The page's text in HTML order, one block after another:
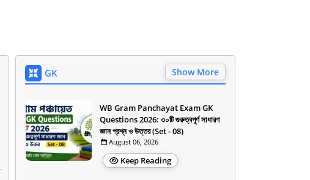
GK Show More
WB Gram Panchayat Exam GK
Questions 2026: ৩০টি গুরুত্বপূর্ণ সাধারণ
জ্ঞান প্রশ্ন ও উত্তর (Set - 08)
August 06, 2026
Keep Reading